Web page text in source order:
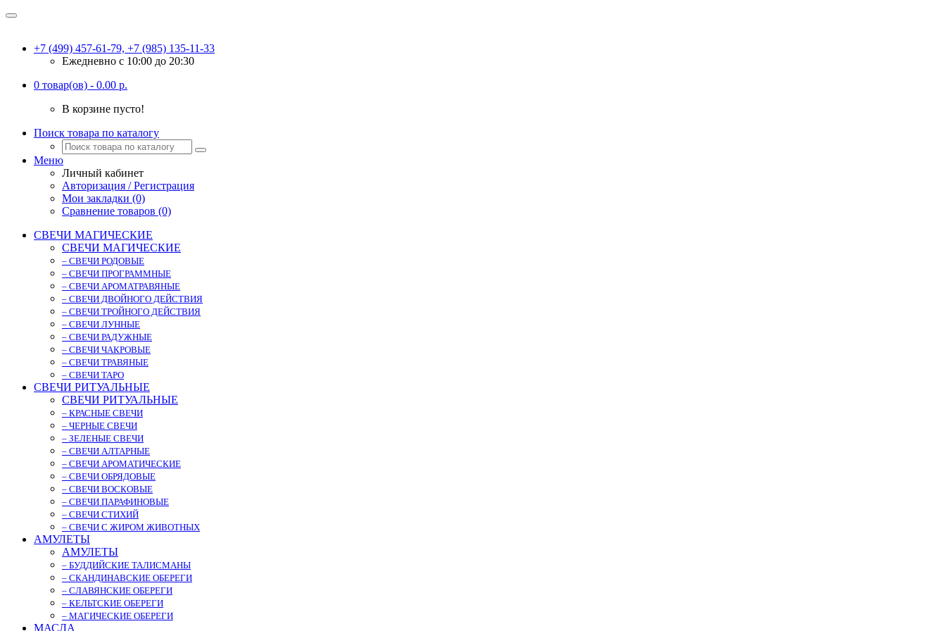
+7 (499) 457-61-79, +7 (985) 135-11-33
Ежедневно c 10:00 до 20:30
0 товар(ов) - 0.00 р.
В корзине пусто!
Поиск товара по каталогу
Меню
Личный кабинет
Авторизация / Регистрация
Мои закладки (0)
Сравнение товаров (0)
СВЕЧИ МАГИЧЕСКИЕ
СВЕЧИ МАГИЧЕСКИЕ
– СВЕЧИ РОДОВЫЕ
– СВЕЧИ ПРОГРАММНЫЕ
– СВЕЧИ АРОМАТРАВЯНЫЕ
– СВЕЧИ ДВОЙНОГО ДЕЙСТВИЯ
– СВЕЧИ ТРОЙНОГО ДЕЙСТВИЯ
– СВЕЧИ ЛУННЫЕ
– СВЕЧИ РАДУЖНЫЕ
– СВЕЧИ ЧАКРОВЫЕ
– СВЕЧИ ТРАВЯНЫЕ
– СВЕЧИ ТАРО
СВЕЧИ РИТУАЛЬНЫЕ
СВЕЧИ РИТУАЛЬНЫЕ
– КРАСНЫЕ СВЕЧИ
– ЧЕРНЫЕ СВЕЧИ
– ЗЕЛЕНЫЕ СВЕЧИ
– СВЕЧИ АЛТАРНЫЕ
– СВЕЧИ АРОМАТИЧЕСКИЕ
– СВЕЧИ ОБРЯДОВЫЕ
– СВЕЧИ ВОСКОВЫЕ
– СВЕЧИ ПАРАФИНОВЫЕ
– СВЕЧИ СТИХИЙ
– СВЕЧИ С ЖИРОМ ЖИВОТНЫХ
АМУЛЕТЫ
АМУЛЕТЫ
– БУДДИЙСКИЕ ТАЛИСМАНЫ
– СКАНДИНАВСКИЕ ОБЕРЕГИ
– СЛАВЯНСКИЕ ОБЕРЕГИ
– КЕЛЬТСКИЕ ОБЕРЕГИ
– МАГИЧЕСКИЕ ОБЕРЕГИ
МАСЛА